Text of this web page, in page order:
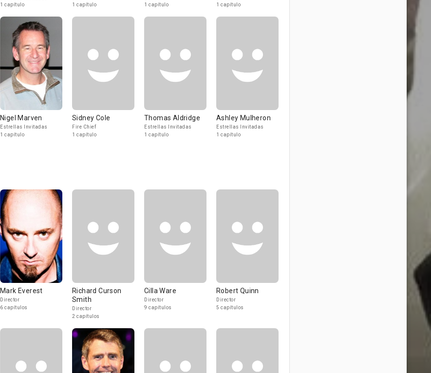
1 capítulo
1 capítulo
1 capítulo
1 capítulo
Nigel Marven
Estrellas Invitadas
1 capítulo
Sidney Cole
Fire Chief
1 capítulo
Thomas Aldridge
Estrellas Invitadas
1 capítulo
Ashley Mulheron
Estrellas Invitadas
1 capítulo
Mark Everest
Director
6 capítulos
Richard Curson
Smith
Director
2 capítulos
Cilla Ware
Director
9 capítulos
Robert Quinn
Director
5 capítulos